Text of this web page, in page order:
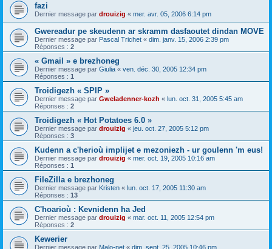
fazi
Dernier message par drouizig « mer. avr. 05, 2006 6:14 pm
Gwereadur pe skeudenn ar skramm dasfaoutet dindan MOVE
Dernier message par Pascal Trichet « dim. janv. 15, 2006 2:39 pm
Réponses : 2
« Gmail » e brezhoneg
Dernier message par Giulia « ven. déc. 30, 2005 12:34 pm
Réponses : 1
Troidigezh « SPIP »
Dernier message par Gweladenner-kozh « lun. oct. 31, 2005 5:45 am
Réponses : 2
Troidigezh « Hot Potatoes 6.0 »
Dernier message par drouizig « jeu. oct. 27, 2005 5:12 pm
Réponses : 3
Kudenn a c'herioù implijet e mezoniezh - ur goulenn 'm eus!
Dernier message par drouizig « mer. oct. 19, 2005 10:16 am
Réponses : 1
FileZilla e brezhoneg
Dernier message par Kristen « lun. oct. 17, 2005 11:30 am
Réponses : 13
C'hoarioù : Kevnidenn ha Jed
Dernier message par drouizig « mar. oct. 11, 2005 12:54 pm
Réponses : 2
Kewerier
Dernier message par Malo-net « dim. sept. 25, 2005 10:46 pm